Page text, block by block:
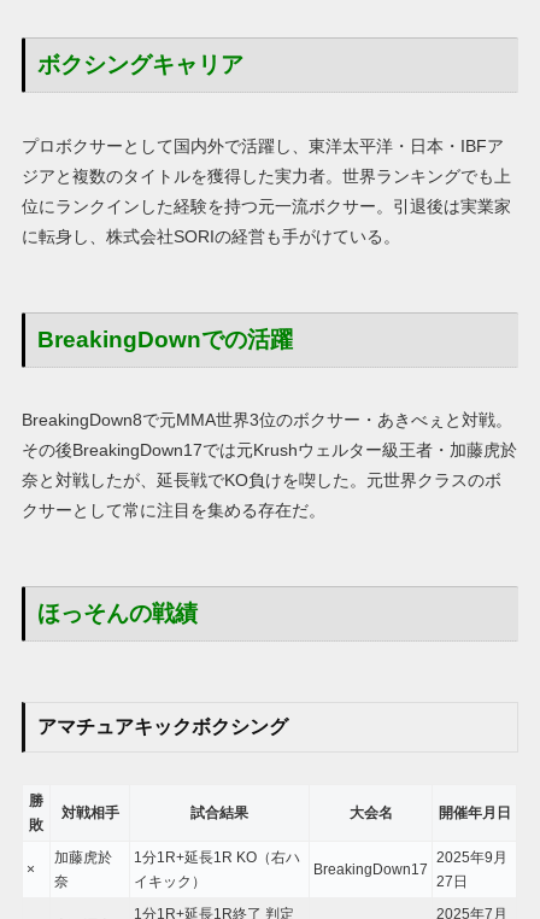
ボクシングキャリア
プロボクサーとして国内外で活躍し、東洋太平洋・日本・IBFア
ジアと複数のタイトルを獲得した実力者。世界ランキングでも上
位にランクインした経験を持つ元一流ボクサー。引退後は実業家
に転身し、株式会社SORIの経営も手がけている。
BreakingDownでの活躍
BreakingDown8で元MMA世界3位のボクサー・あきべぇと対戦。
その後BreakingDown17では元Krushウェルター級王者・加藤虎於
奈と対戦したが、延長戦でKO負けを喫した。元世界クラスのボ
クサーとして常に注目を集める存在だ。
ほっそんの戦績
アマチュアキックボクシング
勝
敗
対戦相手 試合結果 大会名 開催年月日
×
加藤虎於
奈
1分1R+延長1R KO（右ハ
イキック）
BreakingDown17
2025年9月
27日
1分1R+延長1R終了 判定
2025年7月